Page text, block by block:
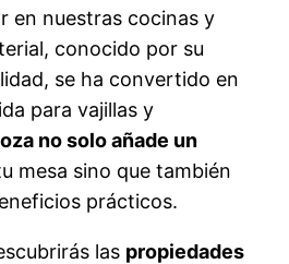
en nuestras cocinas y
conocido por su
se ha convertido en
para vajillas y
no solo añade un
mesa sino que también
prácticos.
las propiedades